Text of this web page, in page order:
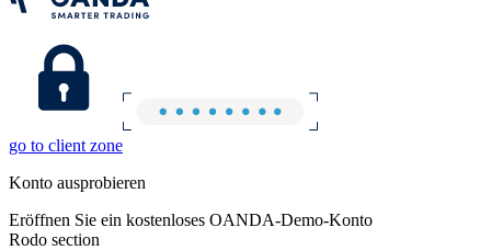
go to client zone
Konto ausprobieren
Eröffnen Sie ein kostenloses OANDA-Demo-Konto
Rodo section